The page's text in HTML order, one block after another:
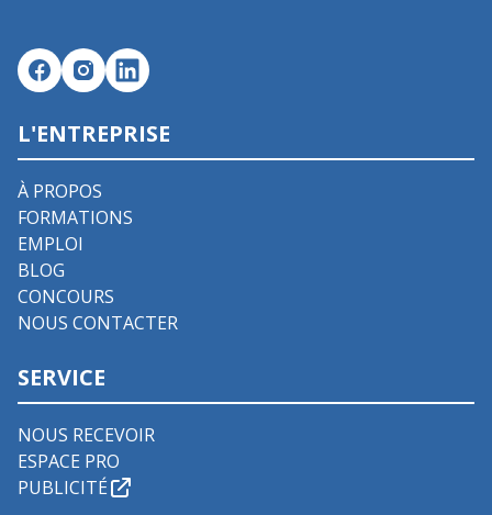
L'ENTREPRISE
À PROPOS
FORMATIONS
EMPLOI
BLOG
CONCOURS
NOUS CONTACTER
SERVICE
NOUS RECEVOIR
ESPACE PRO
PUBLICITÉ